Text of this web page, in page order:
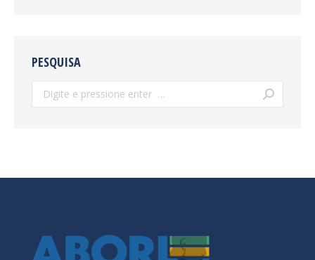
PESQUISA
Search: